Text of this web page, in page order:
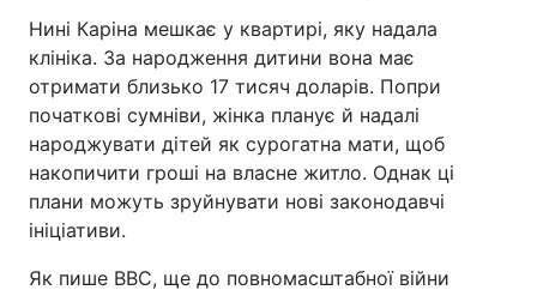
Нині Каріна мешкає у квартирі, яку надала
клініка. За народження дитини вона має
отримати близько 17 тисяч доларів. Попри
початкові сумніви, жінка планує й надалі
народжувати дітей як сурогатна мати, щоб
накопичити гроші на власне житло. Однак ці
плани можуть зруйнувати нові законодавчі
ініціативи.
Як пише BBC, ще до повномасштабної війни